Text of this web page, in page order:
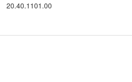
20.40.1101.00